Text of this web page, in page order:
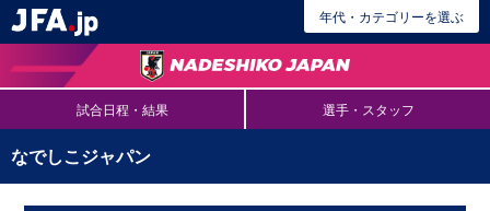
年代・カテゴリーを選ぶ
試合日程・結果 選手・スタッフ
なでしこジャパン